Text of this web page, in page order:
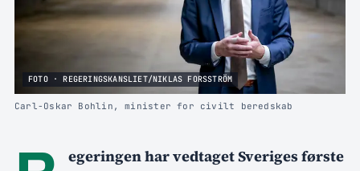
FOTO · REGERINGSKANSLIET/NIKLAS FORSSTRÖM
Carl-Oskar Bohlin, minister for civilt beredskab
egeringen har vedtaget Sveriges første